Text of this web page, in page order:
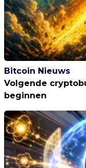
Bitcoin Nieuws
Volgende
beginnen